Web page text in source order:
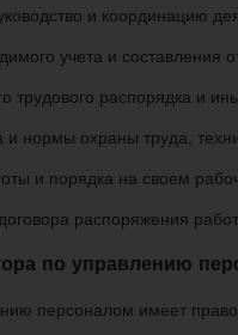
и координацию
учета и составления
трудового распорядка и
нормы охраны труда,
и порядка на своем
распоряжения
по управлению
персоналом имеет